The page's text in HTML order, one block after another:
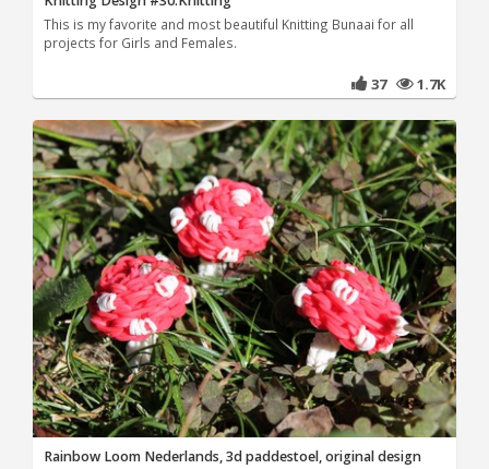
This is my favorite and most beautiful Knitting Bunaai for all
projects for Girls and Females.
37 1.7K
Rainbow Loom Nederlands, 3d paddestoel, original design